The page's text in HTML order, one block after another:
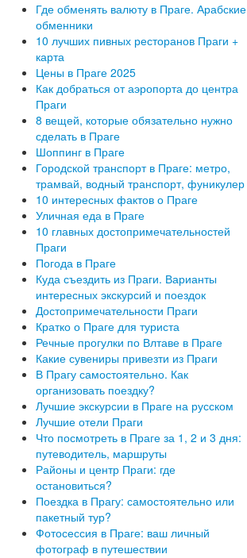
Где обменять валюту в Праге. Арабские
обменники
10 лучших пивных ресторанов Праги +
карта
Цены в Праге 2025
Как добраться от аэропорта до центра
Праги
8 вещей, которые обязательно нужно
сделать в Праге
Шоппинг в Праге
Городской транспорт в Праге: метро,
трамвай, водный транспорт, фуникулер
10 интересных фактов о Праге
Уличная еда в Праге
10 главных достопримечательностей
Праги
Погода в Праге
Куда съездить из Праги. Варианты
интересных экскурсий и поездок
Достопримечательности Праги
Кратко о Праге для туриста
Речные прогулки по Влтаве в Праге
Какие сувениры привезти из Праги
В Прагу самостоятельно. Как
организовать поездку?
Лучшие экскурсии в Праге на русском
Лучшие отели Праги
Что посмотреть в Праге за 1, 2 и 3 дня:
путеводитель, маршруты
Районы и центр Праги: где
остановиться?
Поездка в Прагу: самостоятельно или
пакетный тур?
Фотосессия в Праге: ваш личный
фотограф в путешествии